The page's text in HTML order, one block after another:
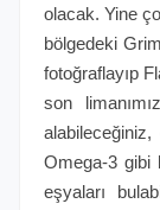
olacak. Yine
bölgedeki
fotoğraflayıp
son
Omega-3 gibi
eşyaları